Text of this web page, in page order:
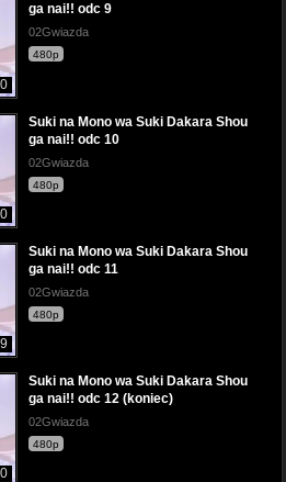
ga nai!! odc 9
02Gwiazda
480p
Suki na Mono wa Suki Dakara Shou
ga nai!! odc 10
02Gwiazda
480p
Suki na Mono wa Suki Dakara Shou
ga nai!! odc 11
02Gwiazda
480p
Suki na Mono wa Suki Dakara Shou
ga nai!! odc 12 (koniec)
02Gwiazda
480p